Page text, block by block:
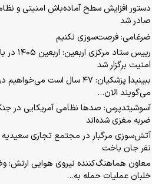
دستور افزایش سطح آماده‌باش امنیتی و
صادر شد
ضرغامی: فرصت‌سوزی نکنیم
رییس ستاد
امنیت برگزار شد
ببینید| پزشکیان: ۴۷ سال است
می‌گویند الان…
آسوشیتدپرس: صدها نظامی آمریکایی در
ضربه مغزی شده‌اند
آتش‌سوزی مرگبار در مجتمع تجاری
نفر جان باخت
معاون هماهنگ‌کننده نیروی هوایی ارتش:
خلبان عملیات حمله به…